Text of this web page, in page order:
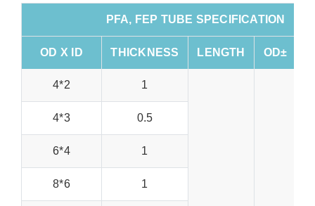
PFA, FEP TUBE SPECIFICATION
OD X ID THICKNESS LENGTH OD±
4*2 1
4*3 0.5
6*4 1
8*6 1